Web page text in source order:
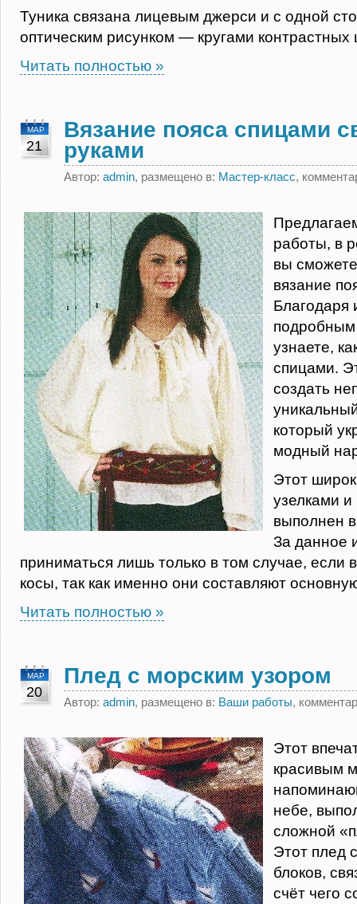
Туника связана лицевым джерси и с одной
оптическим рисунком — кругами контрастных
Читать полностью »
МАР
21
Вязание пояса спицами
руками
Автор: admin, размещено в: Мастер-класс,
работы, в
вы
вязание
Благодаря
узнаете,
спицами.
создать
который
модный
Этот
узелками
выполнен
За данное
приниматься лишь только в том случае, если
косы, так как именно они составляют
Читать полностью »
МАР
20
Плед с морским узором
Автор: admin, размещено в: Ваши работы,
Этот
красивым
небе,
сложной
Этот плед
блоков,
счёт чего